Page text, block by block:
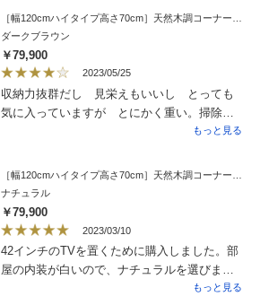
手も良く満足しています。
ダークブラウン
￥79,900
2023/05/25
収納力抜群だし 見栄えもいいし とっても
気に入っていますが とにかく重い。掃除し
やすい様に キャスターは付いていますが
ので 運ぶのに適した物ではなく 娘と2人な
ので大変苦労して 箱から出し 設置しまし
た。運ぶのに 手が引っかかるものが あれ
ば もう少し運びやすかったのにと 痛感し
ました。男性2人 居れば そんなこと考える
こともないのかもしれません。
もっと見る
ナチュラル
￥79,900
2023/03/10
42インチのTVを置くために購入しました。部
屋の内装が白いので、ナチュラルを選びまし
た。収納も思っていた以上で、特に両端の三
もっと見る